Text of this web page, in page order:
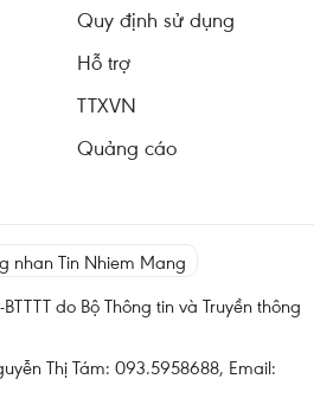
Quy định sử dụng
Hỗ trợ
TTXVN
Quảng cáo
do Bộ Thông tin và Truyền thông
Thị Tám: 093.5958688, Email: